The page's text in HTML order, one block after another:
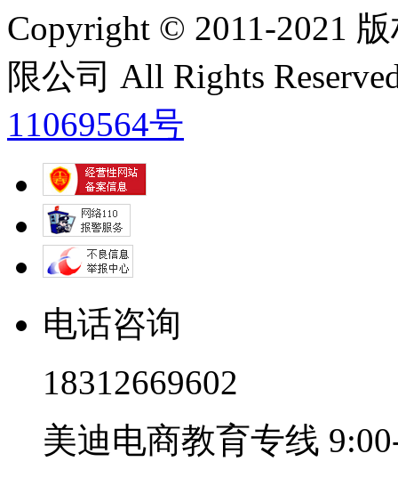
Copyright © 2011-2021
限公司 All Rights
11069564号
电话咨询
18312669602
美迪电商教育专线